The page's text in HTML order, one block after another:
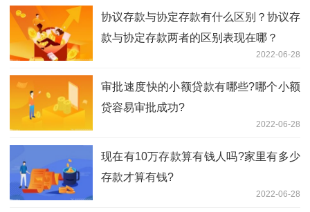
协议存款与协定存款有什么区别？协议存
款与协定存款两者的区别表现在哪？
2022-06-28
审批速度快的小额贷款有哪些?哪个小额
贷容易审批成功?
2022-06-28
现在有10万存款算有钱人吗?家里有多少
存款才算有钱?
2022-06-28